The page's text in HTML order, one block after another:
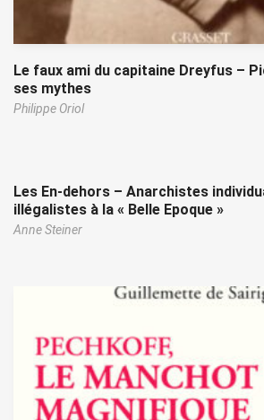
Le faux ami du capitaine Dreyfus –
ses mythes
Philippe Oriol
Les En-dehors – Anarchistes
illégalistes à la « Belle Epoque »
Anne Steiner